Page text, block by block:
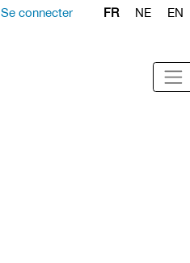
Se connecter FR NE EN